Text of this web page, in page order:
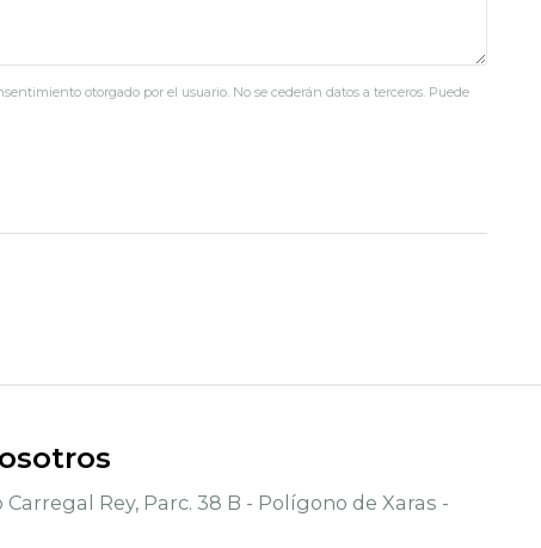
otorgado por el usuario. No se cederán datos a terceros. Puede
Carregal Rey, Parc. 38 B - Polígono de Xaras -